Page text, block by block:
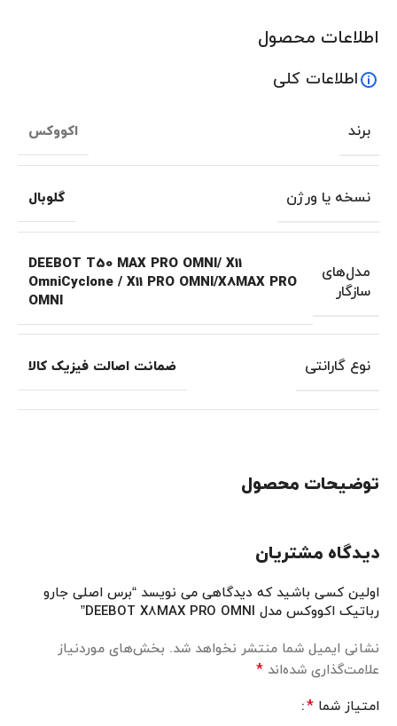
توضیحات محصول
اطلاعات محصول
اطلاعات کلی
برند اکووکس
نسخه یا ورژن گلوبال
مدل‌های
سازگار
DEEBOT T50 MAX PRO OMNI/ X11
OmniCyclone / X11 PRO OMNI/X8MAX PRO
OMNI
نوع گارانتی ضمانت اصالت فیزیک کالا
دیدگاه مشتریان
اولین کسی باشید که دیدگاهی می نویسد “برس اصلی جارو
رباتیک اکووکس مدل DEEBOT X8MAX PRO OMNI”
نشانی ایمیل شما منتشر نخواهد شد. بخش‌های موردنیاز
علامت‌گذاری شده‌اند *
امتیاز شما *